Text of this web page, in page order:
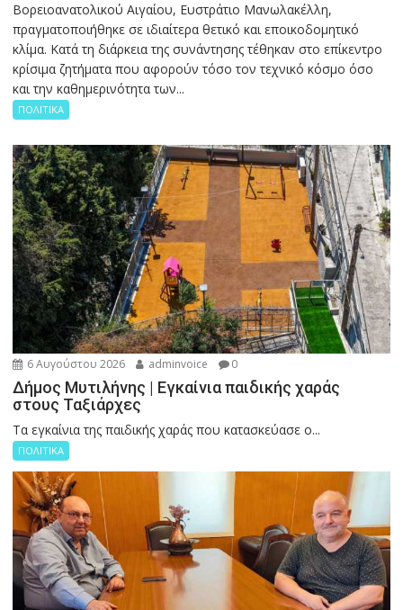
Βορειοανατολικού Αιγαίου, Ευστράτιο Μανωλακέλλη,
πραγματοποιήθηκε σε ιδιαίτερα θετικό και εποικοδομητικό
κλίμα. Κατά τη διάρκεια της συνάντησης τέθηκαν στο επίκεντρο
κρίσιμα ζητήματα που αφορούν τόσο τον τεχνικό κόσμο όσο
και την καθημερινότητα των...
ΠΟΛΙΤΙΚΑ
6 Αυγούστου 2026 adminvoice 0
Δήμος Μυτιλήνης | Εγκαίνια παιδικής χαράς
στους Ταξιάρχες
Tα εγκαίνια της παιδικής χαράς που κατασκεύασε ο...
ΠΟΛΙΤΙΚΑ